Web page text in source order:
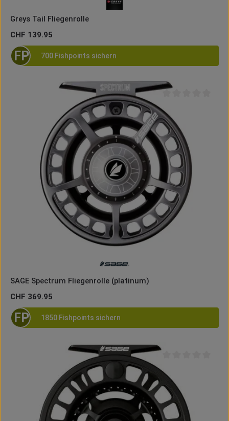
Greys Tail Fliegenrolle
Regulärer Preis:
CHF 139.95
FP 700 Fishpoints sichern
SAGE Spectrum Fliegenrolle (platinum)
Regulärer Preis:
CHF 369.95
FP 1850 Fishpoints sichern